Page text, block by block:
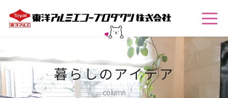
暮らしのアイデア
column